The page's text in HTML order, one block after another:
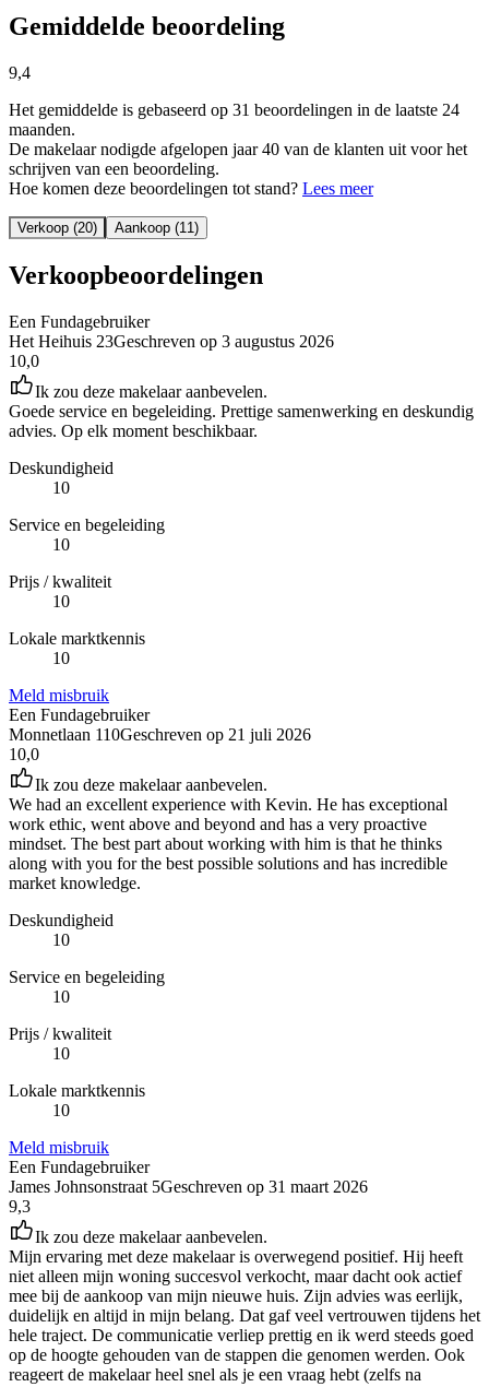
Gemiddelde beoordeling
9,4
Het gemiddelde is gebaseerd op 31 beoordelingen in de laatste 24
maanden.
De makelaar nodigde afgelopen jaar 40 van de klanten uit voor het
schrijven van een beoordeling.
Hoe komen deze beoordelingen tot stand? Lees meer
Verkoop (20) Aankoop (11)
Verkoopbeoordelingen
Een Fundagebruiker
Het Heihuis 23Geschreven op 3 augustus 2026
10,0
Ik zou deze makelaar aanbevelen.
Goede service en begeleiding. Prettige samenwerking en deskundig
advies. Op elk moment beschikbaar.
Deskundigheid
10
Service en begeleiding
10
Prijs / kwaliteit
10
Lokale marktkennis
10
Meld misbruik
Een Fundagebruiker
Monnetlaan 110Geschreven op 21 juli 2026
10,0
Ik zou deze makelaar aanbevelen.
We had an excellent experience with Kevin. He has exceptional
work ethic, went above and beyond and has a very proactive
mindset. The best part about working with him is that he thinks
along with you for the best possible solutions and has incredible
market knowledge.
Deskundigheid
10
Service en begeleiding
10
Prijs / kwaliteit
10
Lokale marktkennis
10
Meld misbruik
Een Fundagebruiker
James Johnsonstraat 5Geschreven op 31 maart 2026
9,3
Ik zou deze makelaar aanbevelen.
Mijn ervaring met deze makelaar is overwegend positief. Hij heeft
niet alleen mijn woning succesvol verkocht, maar dacht ook actief
mee bij de aankoop van mijn nieuwe huis. Zijn advies was eerlijk,
duidelijk en altijd in mijn belang. Dat gaf veel vertrouwen tijdens het
hele traject. De communicatie verliep prettig en ik werd steeds goed
op de hoogte gehouden van de stappen die genomen werden. Ook
reageert de makelaar heel snel als je een vraag hebt (zelfs na